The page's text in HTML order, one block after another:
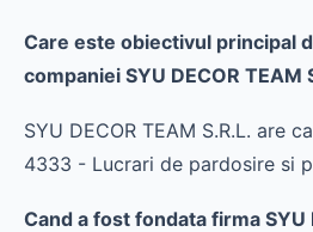
Care este obiectivul principal
companiei SYU DECOR TEAM
SYU DECOR TEAM S.R.L. are
4333 - Lucrari de pardosire si
Cand a fost fondata firma SYU